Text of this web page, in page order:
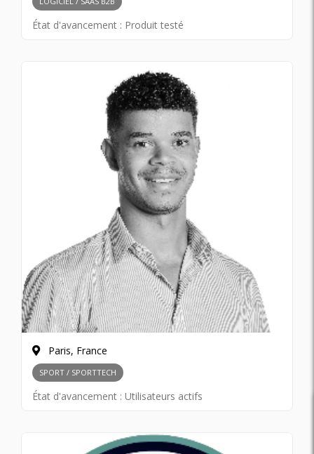
État d'avancement : Produit testé
Paris, France
SPORT / SPORTTECH
État d'avancement : Utilisateurs actifs